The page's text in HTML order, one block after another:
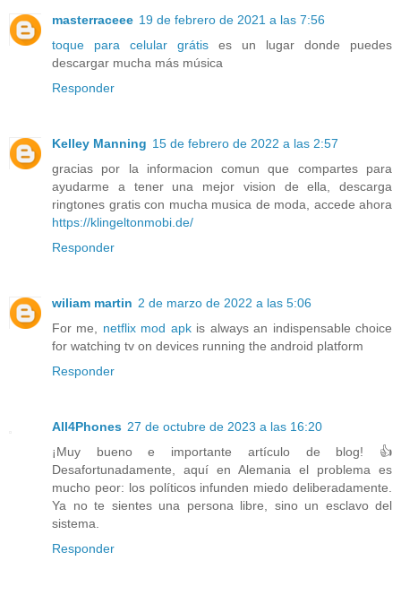
masterraceee 19 de febrero de 2021 a las 7:56
toque para celular grátis es un lugar donde puedes
descargar mucha más música
Responder
Kelley Manning 15 de febrero de 2022 a las 2:57
gracias por la informacion comun que compartes para
ayudarme a tener una mejor vision de ella, descarga
ringtones gratis con mucha musica de moda, accede ahora
https://klingeltonmobi.de/
Responder
wiliam martin 2 de marzo de 2022 a las 5:06
For me, netflix mod apkis always an indispensable choice
for watching tv on devices running the android platform
Responder
All4Phones 27 de octubre de 2023 a las 16:20
¡Muy bueno e importante artículo de blog! 👍
Desafortunadamente, aquí en Alemania el problema es
mucho peor: los políticos infunden miedo deliberadamente.
Ya no te sientes una persona libre, sino un esclavo del
sistema.
Responder